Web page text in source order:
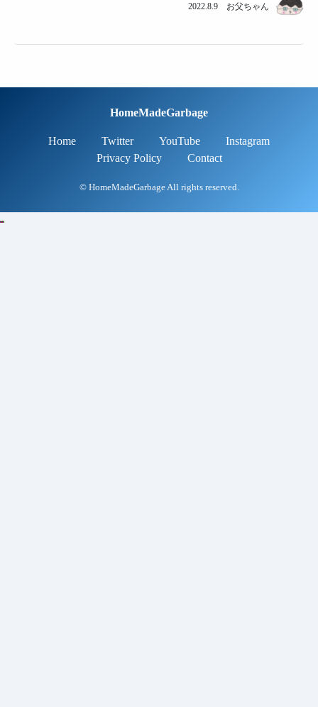
2022.8.9 お父ちゃん
HomeMadeGarbage
Home Twitter YouTube
Instagram
Privacy Policy
Contact
© HomeMadeGarbage All rights reserved.